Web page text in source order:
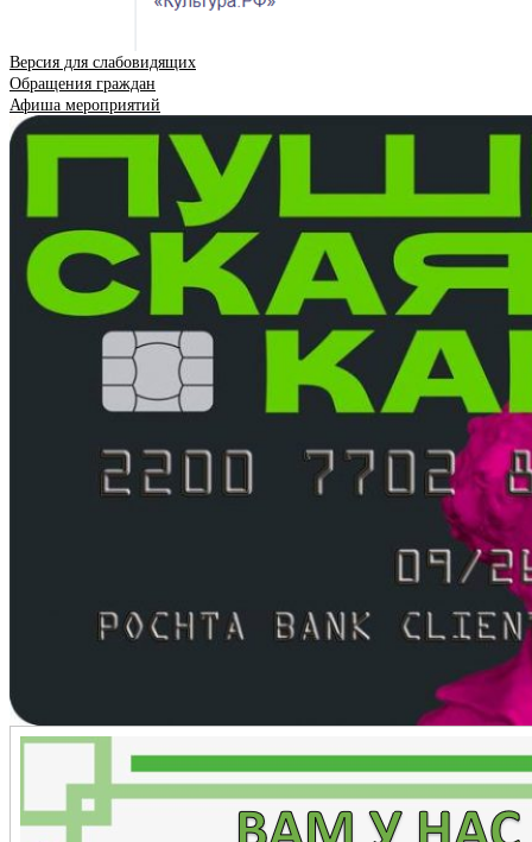
Версия для слабовидящих
Обращения граждан
Афиша мероприятий